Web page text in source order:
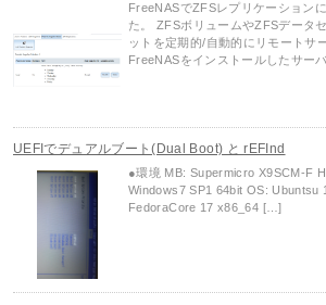
FreeNASでZFSレプリケーション
た。 ZFSボリュームやZFSデータ
ットを定期的/自動的にリモートサ
FreeNASをインストールしたサー
UEFIでデュアルブート(Dual Boot) と rEFInd
●環境 MB: Supermicro X9SCM-F
Windows7 SP1 64bit OS: Ubuntsu
FedoraCore 17 x86_64 […]